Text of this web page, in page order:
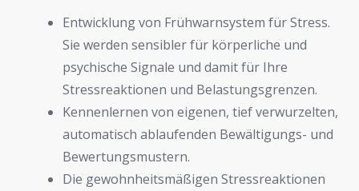
Entwicklung von Frühwarnsystem für Stress.
Sie werden sensibler für körperliche und
psychische Signale und damit für Ihre
Stressreaktionen und Belastungsgrenzen.
Kennenlernen von eigenen, tief verwurzelten,
automatisch ablaufenden Bewältigungs- und
Bewertungsmustern.
Die gewohnheitsmäßigen Stressreaktionen